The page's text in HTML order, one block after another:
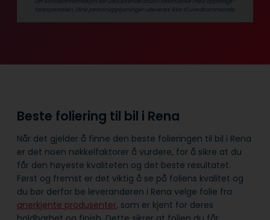
forespørselen. Dine person­­opplysninger utleveres ikke til uvedkommende.
Beste foliering til bil i Rena
Når det gjelder å finne den beste folieringen til bil i Rena
er det noen nøkkelfaktorer å vurdere, for å sikre at du
får den høyeste kvaliteten og det beste resultatet.
Først og fremst er det viktig å se på foliens kvalitet og
du bør derfor be leverandøren i Rena velge folie fra
anerkjente produsenter, som er kjent for deres